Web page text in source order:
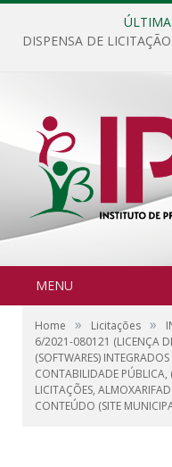
MENU
Home » Licitações »
6/2021-080121 (LICENÇA
(SOFTWARES)
CONTABILIDADE PÚBLICA,
LICITAÇÕES,
CONTEÚDO (SITE